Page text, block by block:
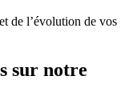
de l’évolution de vos
sur notre